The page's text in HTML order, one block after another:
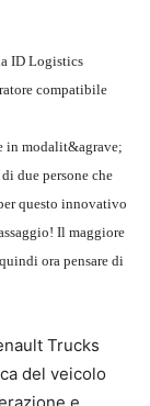
ID Logistics
compatibile
in modalit&agrave;
due persone che
questo innovativo
Il maggiore
ora pensare di
Trucks
del veicolo